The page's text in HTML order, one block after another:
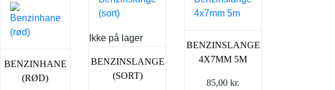
BENZINHANE
(RØD)
Ikke på lager
BENZINSLANGE
(SORT)
BENZINSLANGE
4X7MM 5M
85,00 kr.